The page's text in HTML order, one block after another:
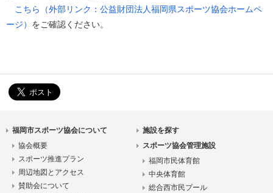
こちら（外部リンク：公益財団法人福岡県スポーツ協会ホームペ
ージ） をご確認ください。
福岡市スポーツ協会について
協会概要
スポーツ推進プラン
周辺地図とアクセス
賛助会について
施設を探す
スポーツ協会管理施設
福岡市民体育館
中央体育館
総合西市民プール